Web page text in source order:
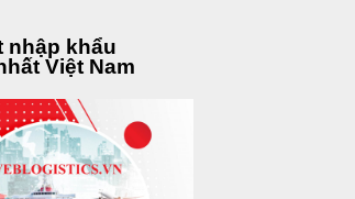
nhập khẩu
Việt Nam